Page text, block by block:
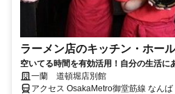
ラーメン店のキッチン・ホー
空いてる時間を有効活用！自分の生活に
由！履歴書不要＆オンライン面接実施中
一蘭 道頓堀店別館
アクセス OsakaMetro御堂筋線 なん